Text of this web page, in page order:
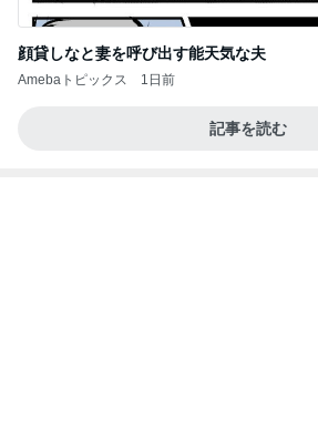
顔貸しなと妻を呼び出す能天気な夫
Amebaトピックス 1日前
記事を読む